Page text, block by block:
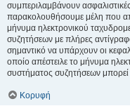
συμπεριλαμβάνουν
παρακολουθήσουμε μέλη που
μήνυμα ηλεκτρονικού
συζητήσεων με πλήρες
σημαντικό να υπάρχουν οι
οποίο απέστειλε το μήνυμα
συστήματος συζητήσεων μπορεί
Κορυφή